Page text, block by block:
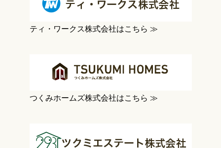
ティ・ワークス株式会社はこちら ≫
つくみホームズ株式会社はこちら ≫